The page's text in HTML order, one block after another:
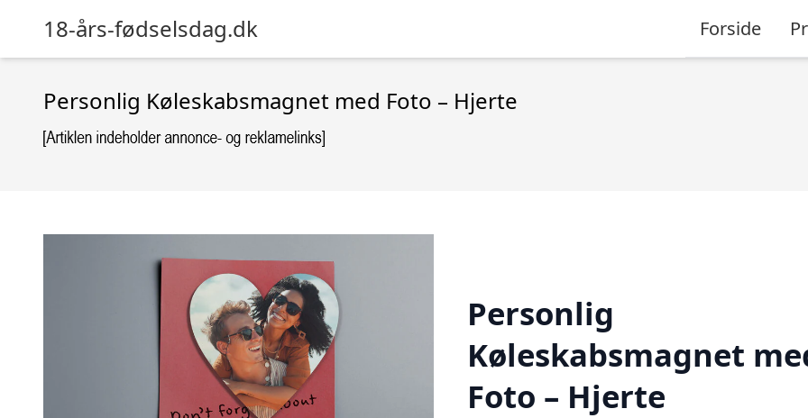
18-års-fødselsdag.dk Forside
Personlig Køleskabsmagnet med Foto – Hjerte
Personlig
Køleskabsmagnet
Foto – Hjerte